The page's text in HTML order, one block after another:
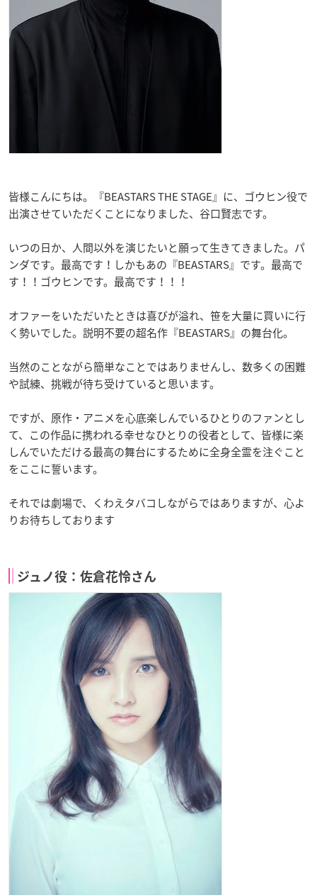
皆様こんにちは。『BEASTARS THE STAGE』に、ゴウヒン役で
出演させていただくことになりました、谷口賢志です。
いつの日か、人間以外を演じたいと願って生きてきました。パ
ンダです。最高です！しかもあの『BEASTARS』です。最高で
す！！ゴウヒンです。最高です！！！
オファーをいただいたときは喜びが溢れ、笹を大量に買いに行
く勢いでした。説明不要の超名作『BEASTARS』の舞台化。
当然のことながら簡単なことではありませんし、数多くの困難
や試練、挑戦が待ち受けていると思います。
ですが、原作・アニメを心底楽しんでいるひとりのファンとし
て、この作品に携われる幸せなひとりの役者として、皆様に楽
しんでいただける最高の舞台にするために全身全霊を注ぐこと
をここに誓います。
それでは劇場で、くわえタバコしながらではありますが、心よ
りお待ちしております
ジュノ役：佐倉花怜さん